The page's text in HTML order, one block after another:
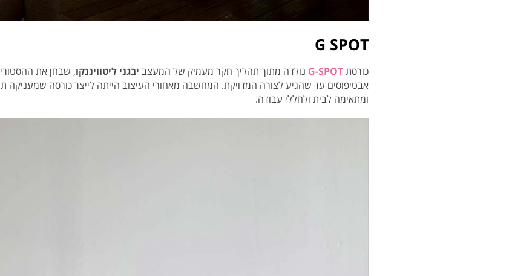
G SPOT
כורסתG-SPOT נולדה מתוך תהליך חקר מעמיק של המעצב יבגני ליטוויננקו, שבחן את
אבטיפוסים עד שהגיע לצורה המדויקת. המחשבה מאחורי העיצוב הייתה לייצר כורסה שמעניקה
ומתאימה לבית ולחללי עבודה.